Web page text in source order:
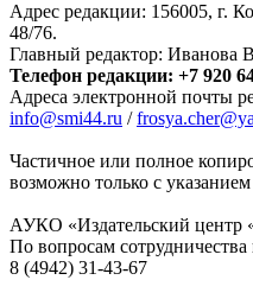
Адрес редакции: 156005, г.
48/76.
Главный редактор: Иванова
Телефон редакции: +7 920
Адреса электронной почты
info@smi44.ru /
Частичное или полное
возможно только с
АУКО «Издательский центр
По вопросам
8 (4942) 31-43-67